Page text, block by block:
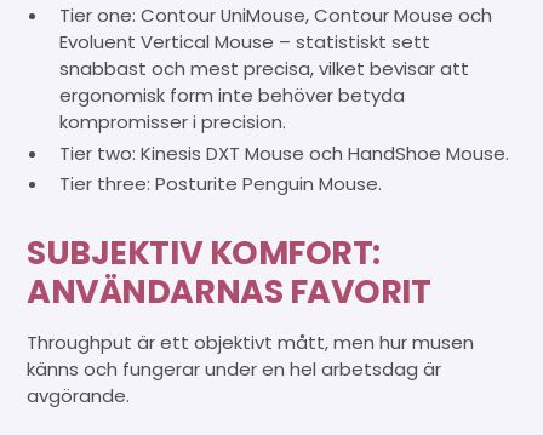
Tier one: Contour UniMouse, Contour Mouse och
Evoluent Vertical Mouse – statistiskt sett
snabbast och mest precisa, vilket bevisar att
ergonomisk form inte behöver betyda
kompromisser i precision.
Tier two: Kinesis DXT Mouse och HandShoe Mouse.
Tier three: Posturite Penguin Mouse.
SUBJEKTIV KOMFORT:
ANVÄNDARNAS FAVORIT
Throughput är ett objektivt mått, men hur musen
känns och fungerar under en hel arbetsdag är
avgörande.